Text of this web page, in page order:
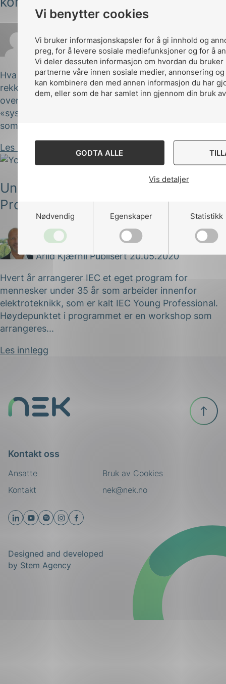
Vi benytter cookies
Vi bruker informasjonskapsler for å gi innhold og
preg, for å levere sosiale mediefunksjoner og for å
Vi deler dessuten informasjon om hvordan du
partnerne våre innen sosiale medier, annonsering
kan kombinere den med annen informasjon du har
dem, eller som de har samlet inn gjennom din bruk
GODTA ALLE
Vis detaljer
Nødvendig Egenskaper Statistikk
Christer Varan Publisert 12.11.2020
Hva er en systemkomite (SyC)?IEC har etablert en
rekke systemkomiteer. Disse opererer på et
overordnet nivå som samsvarer med definisjonen av
«system», til sammenligning med ordinære komiteer
som ofte begrenser...
Les innlegg
Unike muligheter som IEC Young
Professionals
Arild Kjærnli Publisert 20.05.2020
Hvert år arrangerer IEC et eget program for
mennesker under 35 år som arbeider innenfor
elektroteknikk, som er kalt IEC Young Professional.
Høydepunktet i programmet er en workshop som
arrangeres...
Les innlegg
Kontakt oss
Ansatte
nek@nek.no
Kontakt
Bruk av Cookies
Designed and developed
by Stem Agency
Til
toppen